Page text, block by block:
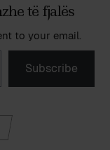
të fjalës
to your email.
Subscribe